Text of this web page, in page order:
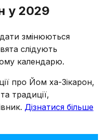
на військових
родини відвідують
заклади
та радіо
День
зачитуванням
поминальних свічок.
у 2029
слідують
календарю.
про Йом ха-Зікарон,
традиції,
Дізнатися більше